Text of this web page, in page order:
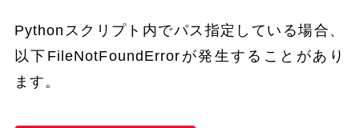
Pythonスクリプト内でパス指定している場合、
以下FileNotFoundErrorが発生することがあり
ます。